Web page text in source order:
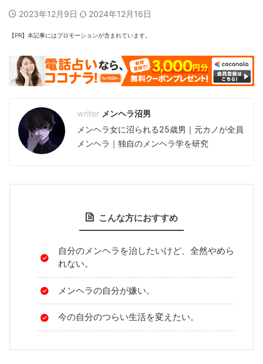
2023年12月9日 2024年12月16日
【PR】本記事にはプロモーションが含まれています。
メンヘラ沼男
メンヘラ女に沼られる25歳男｜元カノが全員
メンヘラ｜独自のメンヘラ学を研究
こんな方におすすめ
自分のメンヘラを治したいけど、全然やめら
れない。
メンヘラの自分が嫌い。
今の自分のつらい生活を変えたい。